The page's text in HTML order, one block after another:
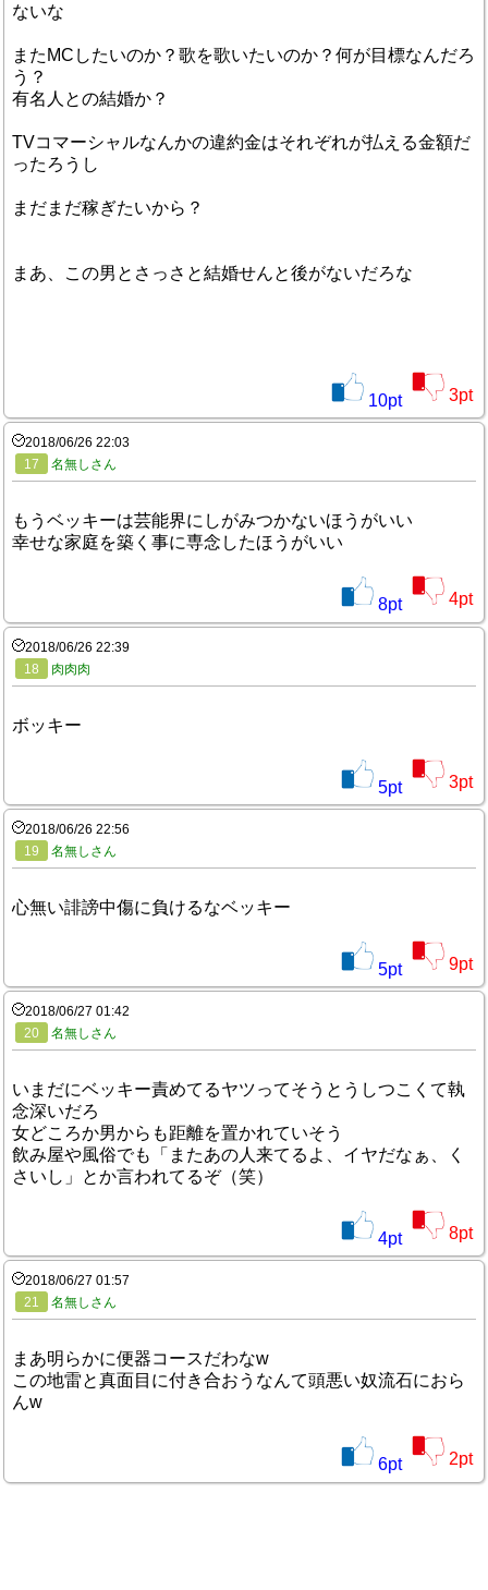
ないな
またMCしたいのか？歌を歌いたいのか？何が目標なんだろ
う？
有名人との結婚か？
TVコマーシャルなんかの違約金はそれぞれが払える金額だ
ったろうし
まだまだ稼ぎたいから？
まあ、この男とさっさと結婚せんと後がないだろな
10pt 3pt
2018/06/26 22:03
17
名無しさん
もうベッキーは芸能界にしがみつかないほうがいい
幸せな家庭を築く事に専念したほうがいい
8pt 4pt
2018/06/26 22:39
18
肉肉肉
ボッキー
5pt 3pt
2018/06/26 22:56
19
名無しさん
心無い誹謗中傷に負けるなベッキー
5pt 9pt
2018/06/27 01:42
20
名無しさん
いまだにベッキー責めてるヤツってそうとうしつこくて執
念深いだろ
女どころか男からも距離を置かれていそう
飲み屋や風俗でも「またあの人来てるよ、イヤだなぁ、く
さいし」とか言われてるぞ（笑）
4pt 8pt
2018/06/27 01:57
21
名無しさん
まあ明らかに便器コースだわなw
この地雷と真面目に付き合おうなんて頭悪い奴流石におら
んw
6pt 2pt